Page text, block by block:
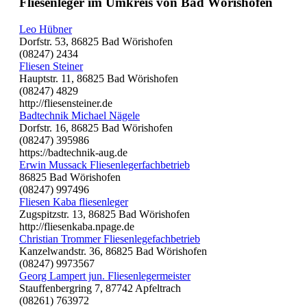
Leo Hübner
Dorfstr. 53, 86825 Bad Wörishofen
(08247) 2434
Fliesen Steiner
Hauptstr. 11, 86825 Bad Wörishofen
(08247) 4829
http://fliesensteiner.de
Badtechnik Michael Nägele
Dorfstr. 16, 86825 Bad Wörishofen
(08247) 395986
https://badtechnik-aug.de
Erwin Mussack Fliesenlegerfachbetrieb
86825 Bad Wörishofen
(08247) 997496
Fliesen Kaba fliesenleger
Zugspitzstr. 13, 86825 Bad Wörishofen
http://fliesenkaba.npage.de
Christian Trommer Fliesenlegefachbetrieb
Kanzelwandstr. 36, 86825 Bad Wörishofen
(08247) 9973567
Georg Lampert jun. Fliesenlegermeister
Stauffenbergring 7, 87742 Apfeltrach
(08261) 763972